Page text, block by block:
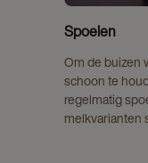
Spoelen
Om de buizen
schoon te
regelmatig
melkvarianten